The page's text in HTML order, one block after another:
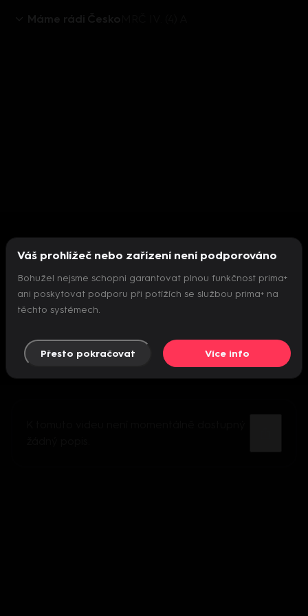
Máme rádi Česko
Nepodařilo se inicializovat přehrávač
Váš prohlížeč nebo zařízení není podporováno
Bohužel nejsme schopni garantovat plnou funkčnost prima+
ani poskytovat podporu při potížích se službou prima+ na
těchto systémech.
Přesto pokračovat Více info